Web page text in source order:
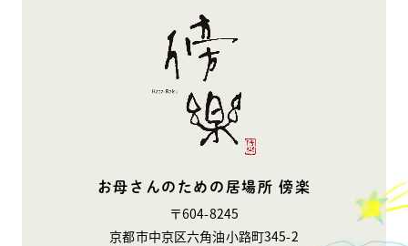
お母さんのための居場所 傍楽
〒604-8245
京都市中京区六角油小路町345-2